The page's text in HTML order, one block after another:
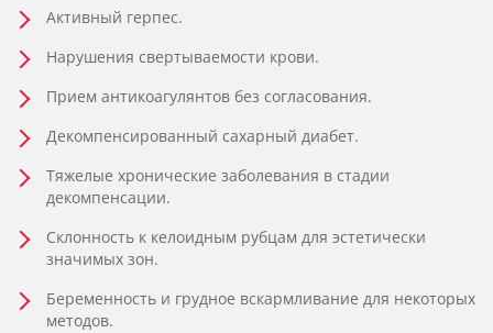
Активный герпес.
Нарушения свертываемости крови.
Прием антикоагулянтов без согласования.
Декомпенсированный сахарный диабет.
Тяжелые хронические заболевания в стадии
декомпенсации.
Склонность к келоидным рубцам для эстетически
значимых зон.
Беременность и грудное вскармливание для некоторых
методов.